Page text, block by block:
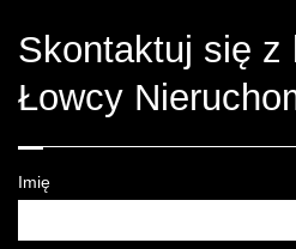
Skontaktuj się z
Łowcy
Imię